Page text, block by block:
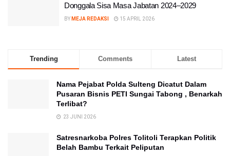
Donggala Sisa Masa Jabatan 2024–2029
BY MEJA REDAKSI 15 APRIL 2026
Trending Comments Latest
Nama Pejabat Polda Sulteng Dicatut Dalam
Pusaran Bisnis PETI Sungai Tabong , Benarkah
Terlibat?
23 JUNI 2026
Satresnarkoba Polres Tolitoli Terapkan Politik
Belah Bambu Terkait Peliputan